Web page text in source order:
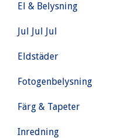
El & Belysning
Jul Jul Jul
Eldstäder
Fotogenbelysning
Färg & Tapeter
Inredning